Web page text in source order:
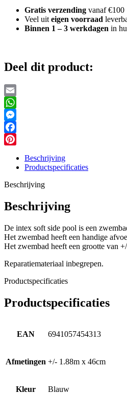
Gratis verzending vanaf €100
Veel uit eigen voorraad
Binnen 1 – 3 werkdagen in
Deel dit product:
Email
WhatsApp
Messenger
Facebook
Beschrijving
Productspecificaties
Beschrijving
Beschrijving
De intex soft side pool is een
Het zwembad heeft een handige
Het zwembad heeft een grootte van
Reparatiemateriaal inbegrepen.
Productspecificaties
Productspecificaties
EAN 6941057454313
Afmetingen +/- 1.88m x 46cm
Kleur Blauw